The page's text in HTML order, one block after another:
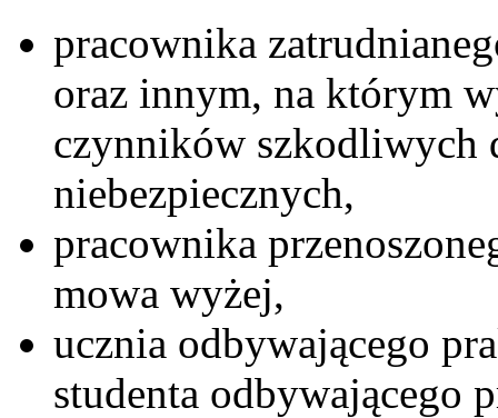
pracownika
oraz innym, na którym
czynników szkodliwych
niebezpiecznych,
pracownika
mowa wyżej,
ucznia odbywającego
studenta odbywającego